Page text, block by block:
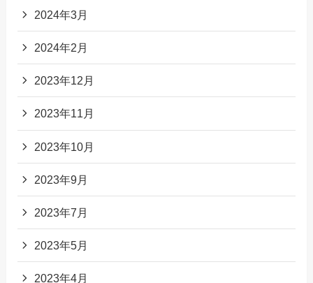
2024年3月
2024年2月
2023年12月
2023年11月
2023年10月
2023年9月
2023年7月
2023年5月
2023年4月